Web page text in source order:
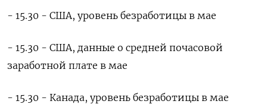
- 15.30 - США, уровень безработицы в мае
- 15.30 - США, данные о средней почасовой
заработной плате в мае
- 15.30 - Канада, уровень безработицы в мае